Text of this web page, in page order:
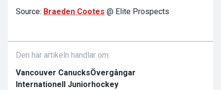
Source: Braeden Cootes @ Elite Prospects
Den här artikeln handlar om:
Vancouver CanucksÖvergångar
Internationell Juniorhockey